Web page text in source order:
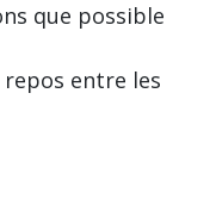
que possible
repos entre les